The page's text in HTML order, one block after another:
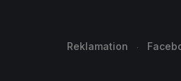
Reklamation